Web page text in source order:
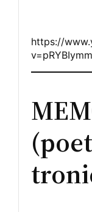
https://